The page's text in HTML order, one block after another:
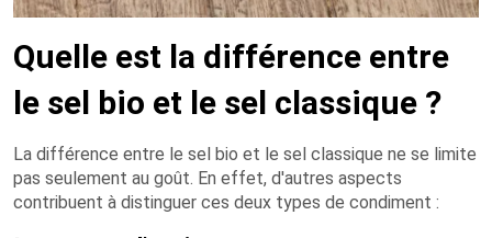
Quelle est la différence entre
le sel bio et le sel classique ?
La différence entre le sel bio et le sel classique ne se limite
pas seulement au goût. En effet, d'autres aspects
contribuent à distinguer ces deux types de condiment :